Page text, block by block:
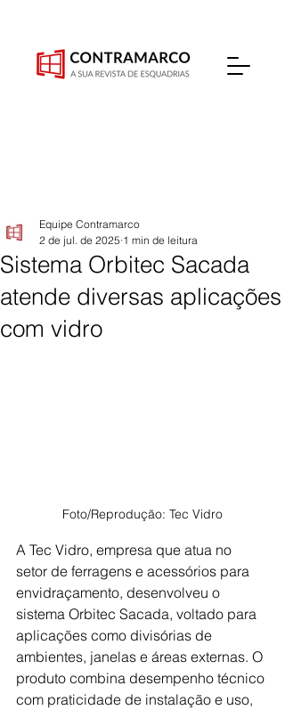
Sistema Orbitec Sacada
atende diversas aplicações
com vidro
Equipe Contramarco
2 de jul. de 2025 1 min de leitura
Foto/Reprodução: Tec Vidro
A Tec Vidro, empresa que atua no
setor de ferragens e acessórios para
envidraçamento, desenvolveu o
sistema Orbitec Sacada, voltado para
aplicações como divisórias de
ambientes, janelas e áreas externas. O
produto combina desempenho técnico
com praticidade de instalação e uso,